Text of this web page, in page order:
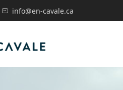
info@en-cavale.ca